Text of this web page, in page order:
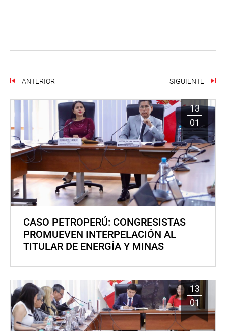
ANTERIOR SIGUIENTE
13
01
CASO PETROPERÚ: CONGRESISTAS
PROMUEVEN INTERPELACIÓN AL
TITULAR DE ENERGÍA Y MINAS
13
01